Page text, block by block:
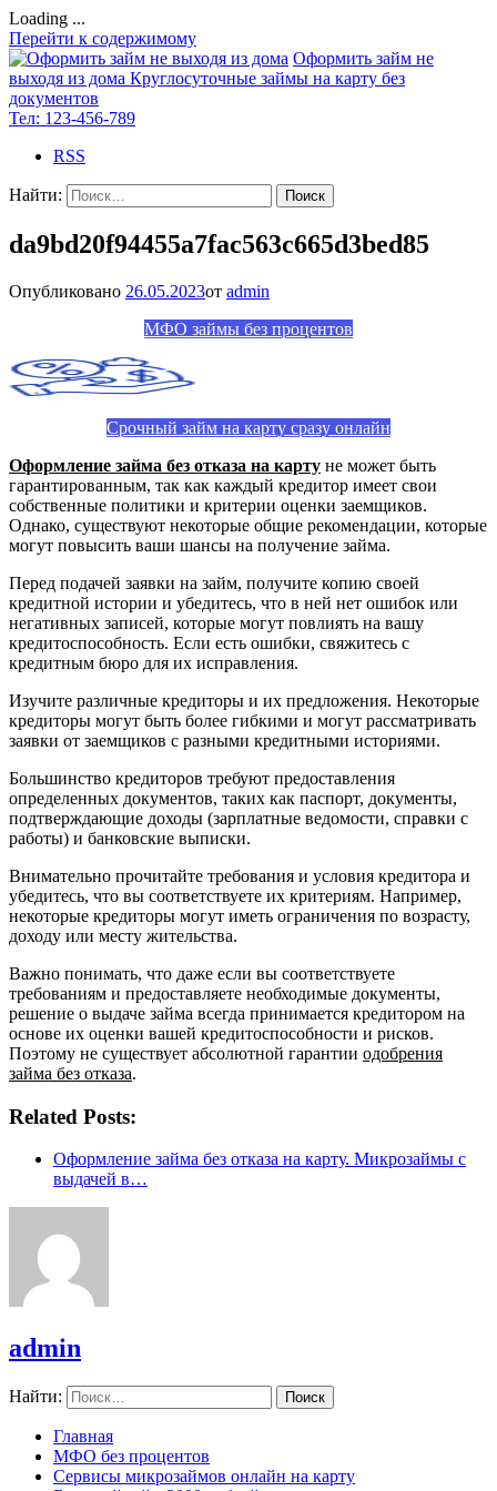
Loading ...
Перейти к содержимому
Оформить займ не
выходя из дома Круглосуточные займы на карту без
документов
Тел: 123-456-789
RSS
Найти:
da9bd20f94455a7fac563c665d3bed85
Опубликовано 26.05.2023от admin
МФО займы без процентов
Срочный займ на карту сразу онлайн
Оформление займа без отказа на карту не может быть
гарантированным, так как каждый кредитор имеет свои
собственные политики и критерии оценки заемщиков.
Однако, существуют некоторые общие рекомендации, которые
могут повысить ваши шансы на получение займа.
Перед подачей заявки на займ, получите копию своей
кредитной истории и убедитесь, что в ней нет ошибок или
негативных записей, которые могут повлиять на вашу
кредитоспособность. Если есть ошибки, свяжитесь с
кредитным бюро для их исправления.
Изучите различные кредиторы и их предложения. Некоторые
кредиторы могут быть более гибкими и могут рассматривать
заявки от заемщиков с разными кредитными историями.
Большинство кредиторов требуют предоставления
определенных документов, таких как паспорт, документы,
подтверждающие доходы (зарплатные ведомости, справки с
работы) и банковские выписки.
Внимательно прочитайте требования и условия кредитора и
убедитесь, что вы соответствуете их критериям. Например,
некоторые кредиторы могут иметь ограничения по возрасту,
доходу или месту жительства.
Важно понимать, что даже если вы соответствуете
требованиям и предоставляете необходимые документы,
решение о выдаче займа всегда принимается кредитором на
основе их оценки вашей кредитоспособности и рисков.
Поэтому не существует абсолютной гарантии одобрения
займа без отказа.
Related Posts:
Оформление займа без отказа на карту. Микрозаймы с
выдачей в…
admin
Найти:
Главная
МФО без процентов
Сервисы микрозаймов онлайн на карту